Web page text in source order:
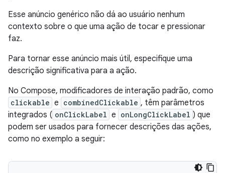
Esse anúncio genérico não dá ao usuário nenhum
contexto sobre o que uma ação de tocar e pressionar
faz.
Para tornar esse anúncio mais útil, especifique uma
descrição significativa para a ação.
No Compose, modificadores de interação padrão, como
clickable e combinedClickable , têm parâmetros
integrados ( onClickLabel e onLongClickLabel ) que
podem ser usados para fornecer descrições das ações,
como no exemplo a seguir: